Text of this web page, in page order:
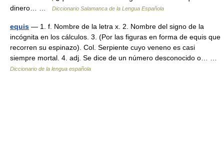
dinero… …
Diccionario Salamanca de la Lengua Española
equis — 1. f. Nombre de la letra x. 2. Nombre del signo de la
incógnita en los cálculos. 3. (Por las figuras en forma de equis que
recorren su espinazo). Col. Serpiente cuyo veneno es casi
siempre mortal. 4. adj. Se dice de un número desconocido o… …
Diccionario de la lengua española